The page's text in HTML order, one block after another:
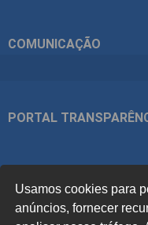
COMUNICAÇÃO
PORTAL
ACOMPANHE
Usamos cookies para
anúncios, fornecer